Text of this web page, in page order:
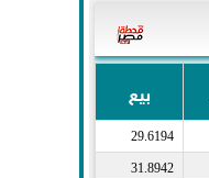
بيع
29.6194
31.8942